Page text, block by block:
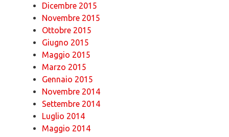
Dicembre 2015
Novembre 2015
Ottobre 2015
Giugno 2015
Maggio 2015
Marzo 2015
Gennaio 2015
Novembre 2014
Settembre 2014
Luglio 2014
Maggio 2014